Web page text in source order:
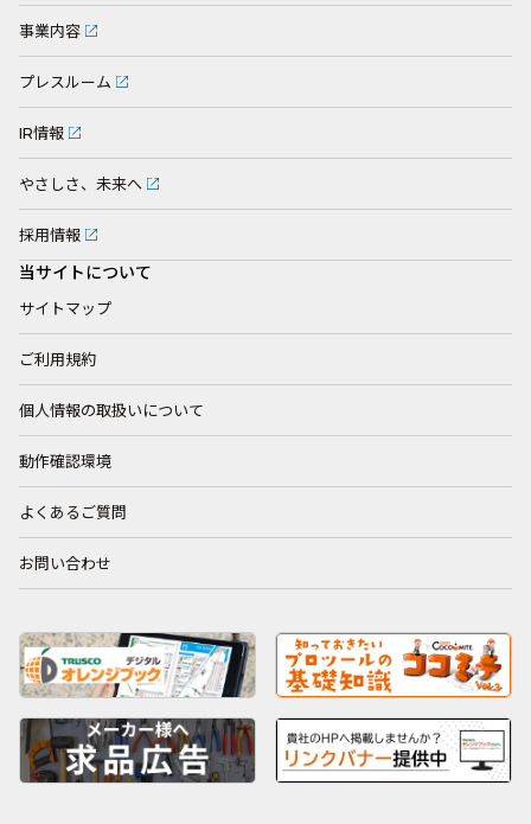
事業内容
プレスルーム
IR情報
やさしさ、未来へ
採用情報
当サイトについて
サイトマップ
ご利用規約
個人情報の取扱いについて
動作確認環境
よくあるご質問
お問い合わせ